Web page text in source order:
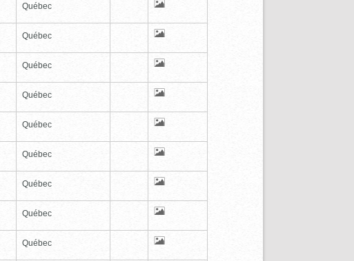
Québec
Québec
Québec
Québec
Québec
Québec
Québec
Québec
Québec